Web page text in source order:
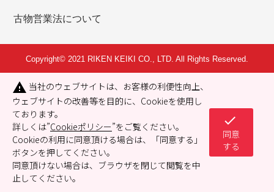
古物営業法について
Copyright© 2021 RIKEN KEIKI CO., LTD. All Rights Reserved.
warning 当社のウェブサイトは、お客様の利便性向上、
ウェブサイトの改善等を目的に、Cookieを使用し
ております。
詳しくは”Cookieポリシー”をご覧ください。
Cookieの利用に同意頂ける場合は、「同意する」
ボタンを押してください。
同意頂けない場合は、ブラウザを閉じて閲覧を中
止してください。
check
同意
する